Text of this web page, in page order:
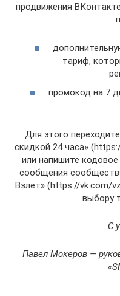
продвижения
тариф,
промокод на 7
Для этого
скидкой 24 часа»
или напишите кодовое
сообщения
Взлёт» (https://vk.com/
выбору
С
Павел Мокеров —